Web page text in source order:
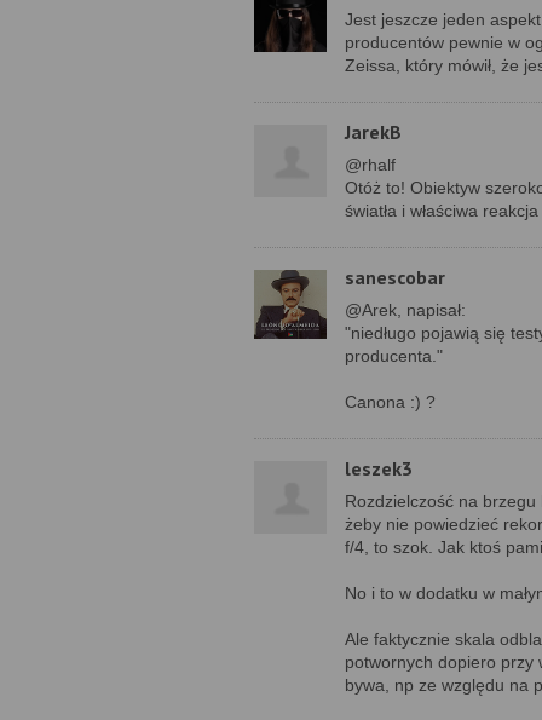
Jest jeszcze jeden
producentów pewnie w
Zeissa, który mówił, że
JarekB
@rhalf
Otóż to! Obiektyw
światła i właściwa
sanescobar
@Arek, napisał:
"niedługo pojawią się
producenta."
Canona :) ?
leszek3
Rozdzielczość na
żeby nie powiedzieć
f/4, to szok. Jak ktoś
No i to w dodatku w
Ale faktycznie skala
potwornych dopiero przy
bywa, np ze względu na